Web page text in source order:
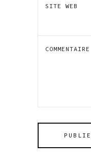
SITE WEB
COMMENTAIRE